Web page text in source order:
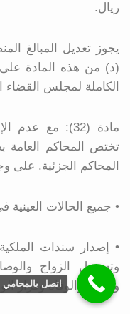
ريال.
يجوز تعديل المبالغ
(د) من هذه المادة
الكاملة لمجلس القضاء
مادة (32): مع
تختص المحاكم العامة
المحاكم الجزئية. على
• جميع الحالات العينية
• إصدار سندات
وتسجيل الزواج
والأبوة والوفاة وقرار
اتصل بالمحامي